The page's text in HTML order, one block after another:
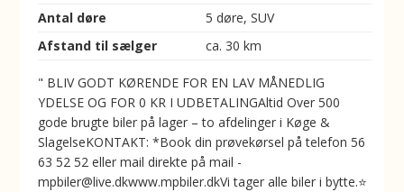
Antal døre
5 døre, SUV
Afstand til sælger
ca. 30 km
" BLIV GODT KØRENDE FOR EN LAV MÅNEDLIG
YDELSE OG FOR 0 KR I UDBETALINGAltid Over 500
gode brugte biler på lager – to afdelinger i Køge &
SlagelseKONTAKT: *Book din prøvekørsel på telefon 56
63 52 52 eller mail direkte på mail -
mpbiler@live.dkwww.mpbiler.dkVi tager alle biler i bytte.⭐